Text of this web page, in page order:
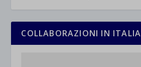
COLLABORAZIONI IN ITALIA